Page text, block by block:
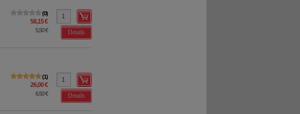
0
58,15 €
5,50 € Details
1
26,00 €
6,50 € Details